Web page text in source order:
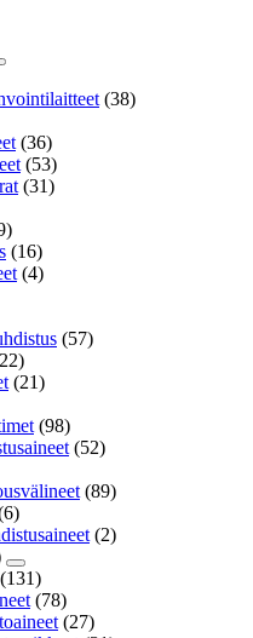
(38)
(36)
(53)
(31)
(16)
(4)
(57)
(21)
(98)
(52)
(89)
(2)
(131)
(78)
(27)